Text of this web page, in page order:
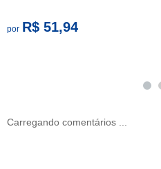
por R$ 51,94
Carregando comentários ...